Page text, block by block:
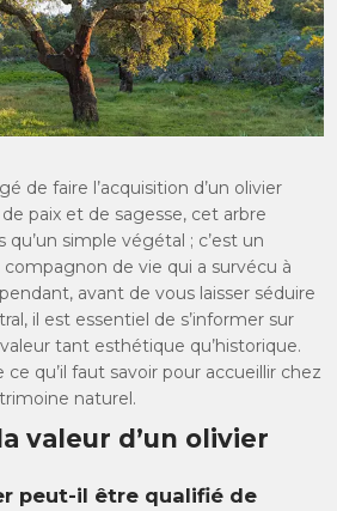
de faire l’acquisition d’un olivier
paix et de sagesse, cet arbre
simple végétal ; c’est un
compagnon de vie qui a survécu à
avant de vous laisser séduire
il est essentiel de s’informer sur
tant esthétique qu’historique.
qu’il faut savoir pour accueillir chez
naturel.
valeur d’un olivier
peut-il être qualifié de